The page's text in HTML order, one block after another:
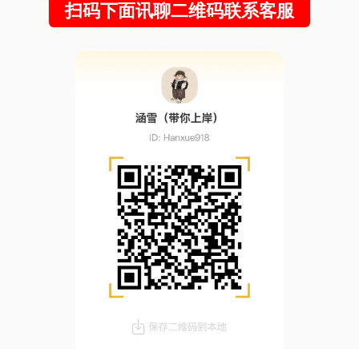
扫码下面讯聊二维码联系客服